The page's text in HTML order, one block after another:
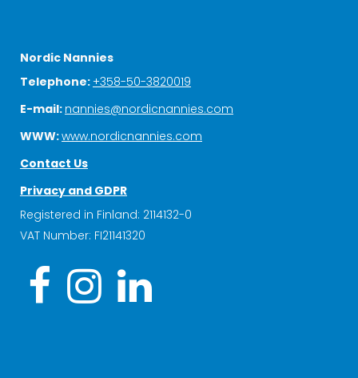
Nordic Nannies
Telephone:+358-50-3820019
E-mail: nannies@nordicnannies.com
WWW:www.nordicnannies.com
Contact Us
Privacy and GDPR
Registered in Finland: 2114132-0
VAT Number: FI21141320